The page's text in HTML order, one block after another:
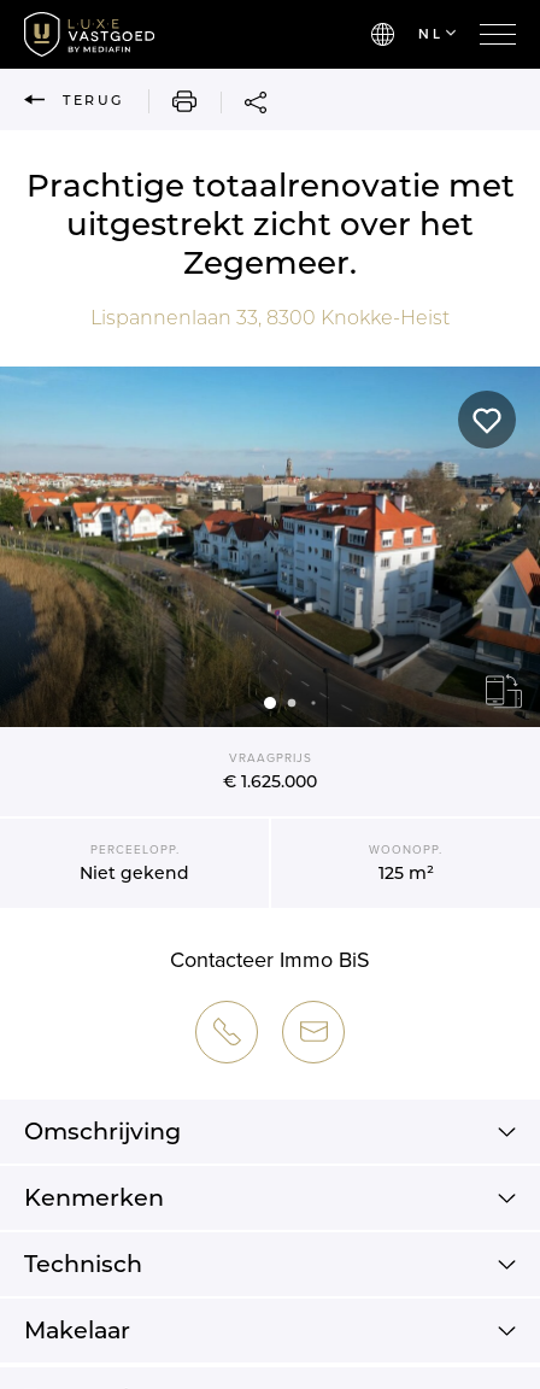
NL
TERUG AFDRUKKEN
Prachtige totaalrenovatie met
uitgestrekt zicht over het
Zegemeer.
Lispannenlaan 33, 8300 Knokke-Heist
VRAAGPRIJS
€ 1.625.000
PERCEELOPP.
Niet gekend
WOONOPP.
125 m²
Contacteer Immo BiS
Omschrijving
Kenmerken
Technisch
Makelaar